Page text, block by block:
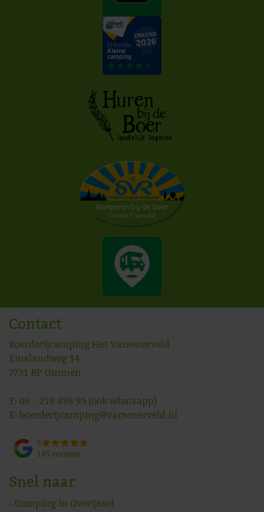
Contact
Boerderijcamping Het Varsenerveld
Emslandweg 14
7731 RP Ommen
T: 06 - 219 838 95 (ook whatsapp)
E: boerderijcamping@varsenerveld.nl
5
145 reviews
Snel naar
Camping in Overijssel